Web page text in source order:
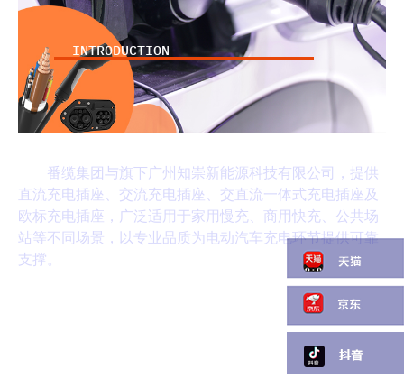
INTRODUCTION
番缆集团与旗下广州知崇新能源科技有限公司，提供
直流充电插座、交流充电插座、交直流一体式充电插座及
欧标充电插座，广泛适用于家用慢充、商用快充、公共场
站等不同场景，以专业品质为电动汽车充电环节提供可靠
支撑。